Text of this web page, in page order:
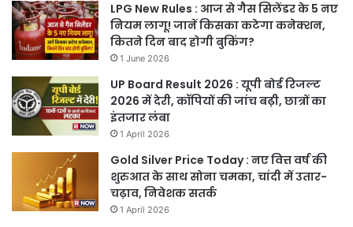
LPG New Rules : आज से गैस सिलेंडर के 5 नए
नियम लागू! जानें किसका कटेगा कनेक्शन,
कितने दिन बाद होगी बुकिंग?
1 June 2026
UP Board Result 2026 : यूपी बोर्ड रिजल्ट
2026 में देरी, कॉपियों की जांच बढ़ी, छात्रों का
इंतजार लंबा
1 April 2026
Gold Silver Price Today : नए वित्त वर्ष की
शुरुआत के साथ सोना चमका, चांदी में उतार-
चढ़ाव, निवेशक सतर्क
1 April 2026